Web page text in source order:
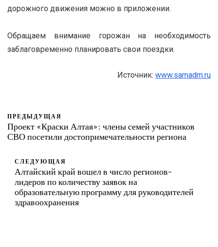
дорожного движения можно в приложении.
Обращаем внимание горожан на необходимость
заблаговременно планировать свои поездки.
Источник: www.samadm.ru
ПРЕДЫДУЩАЯ
Проект «Краски Алтая»: члены семей участников
СВО посетили достопримечательности региона
СЛЕДУЮЩАЯ
Алтайский край вошел в число регионов-
лидеров по количеству заявок на
образовательную программу для руководителей
здравоохранения